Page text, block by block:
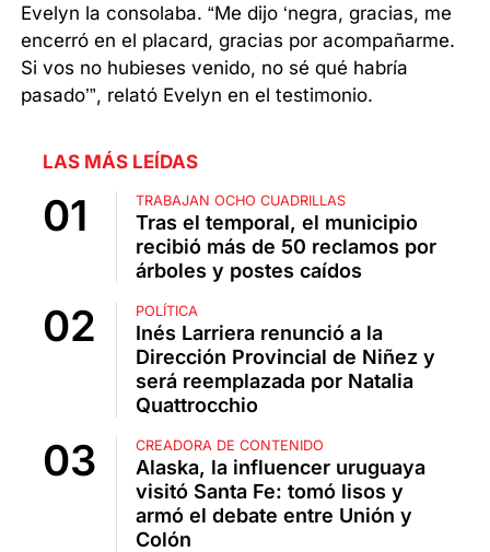
Evelyn la consolaba. “Me dijo ‘negra, gracias, me
encerró en el placard, gracias por acompañarme.
Si vos no hubieses venido, no sé qué habría
pasado’”, relató Evelyn en el testimonio.
LAS MÁS LEÍDAS
TRABAJAN OCHO CUADRILLAS
Tras el temporal, el municipio
recibió más de 50 reclamos por
árboles y postes caídos
POLÍTICA
Inés Larriera renunció a la
Dirección Provincial de Niñez y
será reemplazada por Natalia
Quattrocchio
CREADORA DE CONTENIDO
Alaska, la influencer uruguaya
visitó Santa Fe: tomó lisos y
armó el debate entre Unión y
Colón